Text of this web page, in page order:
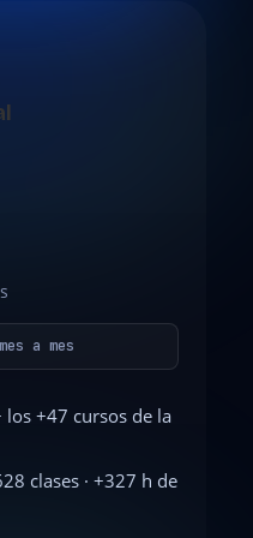
a mes
los +47 cursos de la
clases · +327 h de